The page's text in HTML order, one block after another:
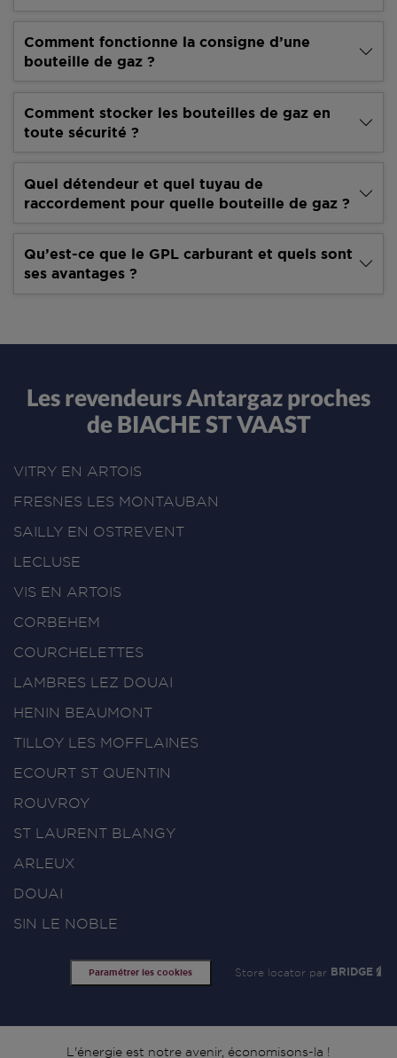
Comment fonctionne la consigne d’une
bouteille de gaz ?
Comment stocker les bouteilles de gaz en
toute sécurité ?
Quel détendeur et quel tuyau de
raccordement pour quelle bouteille de gaz ?
Qu’est-ce que le GPL carburant et quels sont
ses avantages ?
Les revendeurs Antargaz proches
de BIACHE ST VAAST
VITRY EN ARTOIS
FRESNES LES MONTAUBAN
SAILLY EN OSTREVENT
LECLUSE
VIS EN ARTOIS
CORBEHEM
COURCHELETTES
LAMBRES LEZ DOUAI
HENIN BEAUMONT
TILLOY LES MOFFLAINES
ECOURT ST QUENTIN
ROUVROY
ST LAURENT BLANGY
ARLEUX
DOUAI
SIN LE NOBLE
Paramétrer les cookies Store locator par BRIDGE
L'énergie est notre avenir, économisons-la !